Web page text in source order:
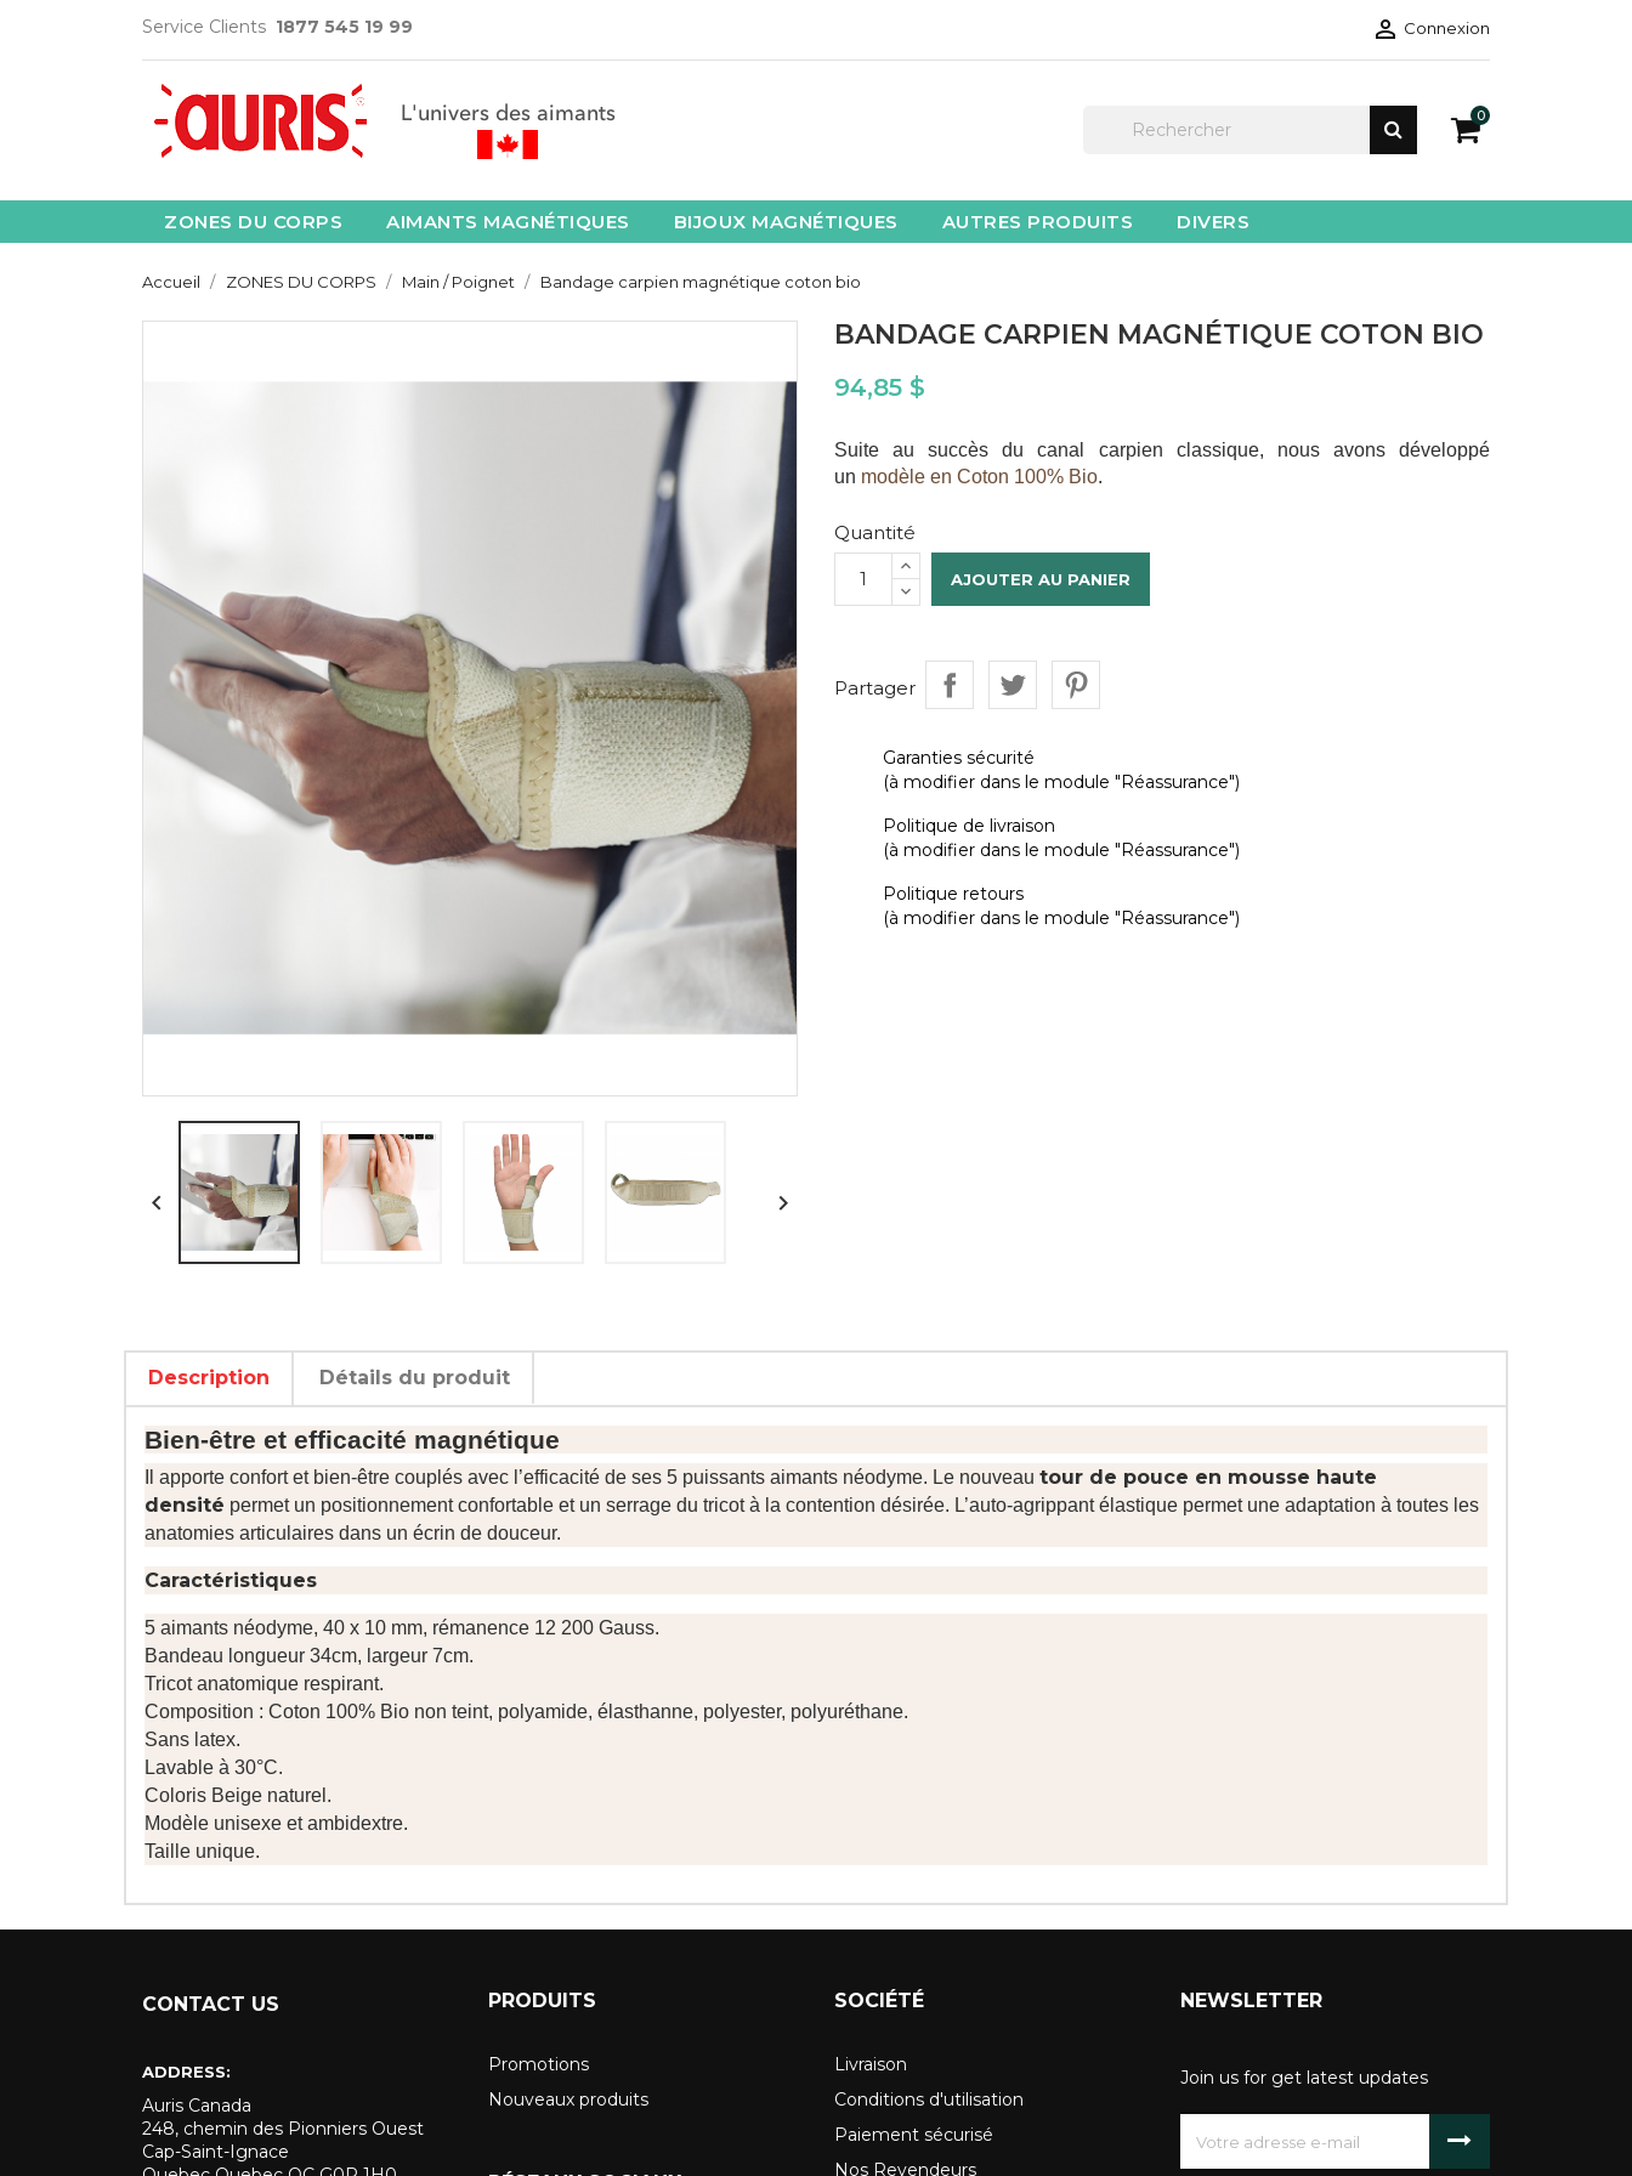
Service Clients 1877 545 19 99  Connexion
0
ZONES DU CORPS AIMANTS MAGNÉTIQUES BIJOUX MAGNÉTIQUES AUTRES PRODUITS DIVERS
Accueil ZONES DU CORPS Main / Poignet Bandage carpien magnétique coton bio
 
BANDAGE CARPIEN MAGNÉTIQUE COTON BIO
94,85 $
Suite au succès du canal carpien classique, nous avons développé
un modèle en Coton 100% Bio.
Quantité
AJOUTER AU PANIER
Partager
Garanties sécurité
(à modifier dans le module "Réassurance")
Politique de livraison
(à modifier dans le module "Réassurance")
Politique retours
(à modifier dans le module "Réassurance")
Description Détails du produit
Bien-être et efficacité magnétique
Il apporte confort et bien-être couplés avec l’efficacité de ses 5 puissants aimants néodyme. Le nouveau tour de pouce en mousse haute
densité permet un positionnement confortable et un serrage du tricot à la contention désirée. L’auto-agrippant élastique permet une adaptation à toutes les
anatomies articulaires dans un écrin de douceur.
Caractéristiques
5 aimants néodyme, 40 x 10 mm, rémanence 12 200 Gauss.
Bandeau longueur 34cm, largeur 7cm.
Tricot anatomique respirant.
Composition : Coton 100% Bio non teint, polyamide, élasthanne, polyester, polyuréthane.
Sans latex.
Lavable à 30°C.
Coloris Beige naturel.
Modèle unisexe et ambidextre.
Taille unique.
CONTACT US
ADDRESS:
Auris Canada
248, chemin des Pionniers Ouest
Cap-Saint-Ignace
PRODUITS
Promotions
Nouveaux produits
SOCIÉTÉ
Livraison
Conditions d'utilisation
Paiement sécurisé
Nos Revendeurs
NEWSLETTER
Join us for get latest updates